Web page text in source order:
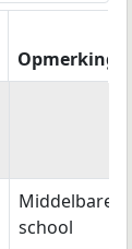
Opmerking
Middelbare
school